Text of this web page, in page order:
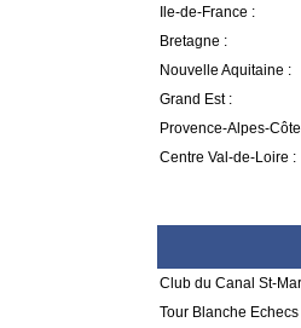
Ile-de-France :
Bretagne :
Nouvelle Aquitaine :
Grand Est :
Provence-Alpes-
Centre Val-de-Loire :
Club du Canal St-
Tour Blanche Echecs